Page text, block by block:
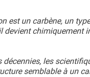
est un carbène, un
devient chimiquement
décennies, les
semblable à un